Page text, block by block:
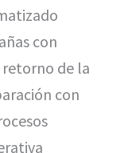
con
de la
con